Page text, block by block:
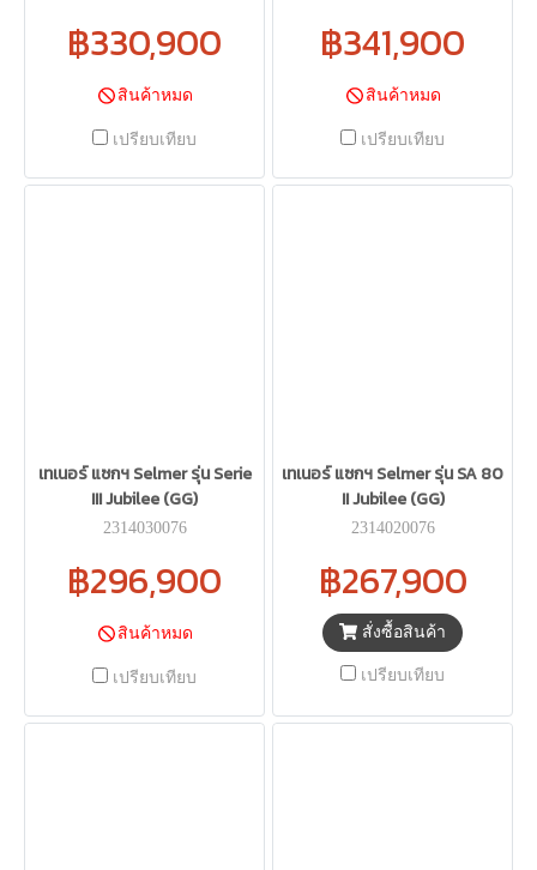
฿330,900
สินค้าหมด
เปรียบเทียบ
฿341,900
สินค้าหมด
เปรียบเทียบ
เทเนอร์ แซกฯ Selmer รุ่น Serie
III Jubilee (GG)
2314030076
฿296,900
สินค้าหมด
เปรียบเทียบ
เทเนอร์ แซกฯ Selmer รุ่น SA 80
II Jubilee (GG)
2314020076
฿267,900
สั่งซื้อสินค้า
เปรียบเทียบ